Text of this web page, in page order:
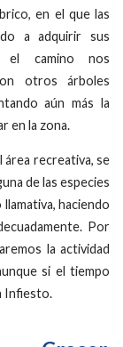
en el que las
a adquirir sus
el camino nos
otros árboles
aún más la
en la zona.
recreativa, se
de las especies
haciendo
Por
la actividad
si el tiempo
Infiesto.